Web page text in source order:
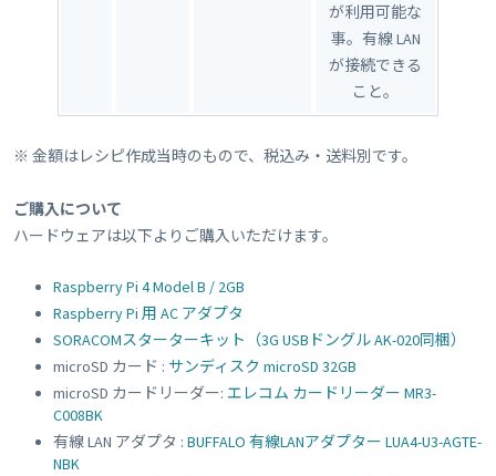
が利用可能な
事。有線 LAN
が接続できる
こと。
※ 金額はレシピ作成当時のもので、税込み・送料別です。
ご購入について
ハードウェアは以下よりご購入いただけます。
Raspberry Pi 4 Model B / 2GB
Raspberry Pi 用 AC アダプタ
SORACOMスターターキット（3G USBドングル AK-020同梱）
microSD カード : サンディスク microSD 32GB
microSD カードリーダー: エレコム カードリーダー MR3-
C008BK
有線 LAN アダプタ : BUFFALO 有線LANアダプター LUA4-U3-AGTE-
NBK